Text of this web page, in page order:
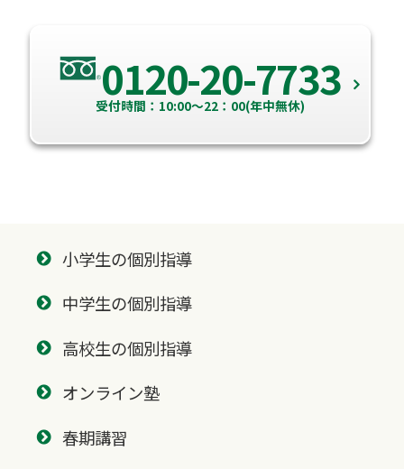
0120-20-7733
受付時間：10:00～22：00(年中無休)
小学生の個別指導
中学生の個別指導
高校生の個別指導
オンライン塾
春期講習